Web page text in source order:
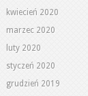
kwiecień 2020
marzec 2020
luty 2020
styczeń 2020
grudzień 2019